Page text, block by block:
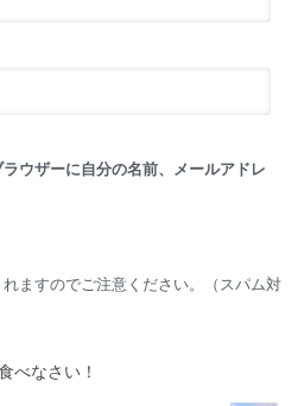
ウザーに自分の名前、メールアドレ
ますのでご注意ください。（スパム対
べなさい！